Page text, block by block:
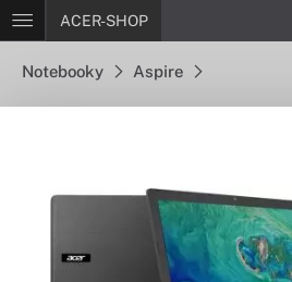
ACER-SHOP
Notebooky Aspire